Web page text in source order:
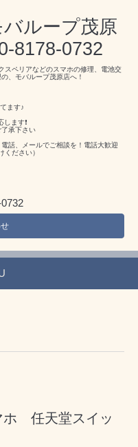
ループ茂原
0732
スペリアなどのスマホの修理、電池交
、モバループ茂原店へ！
ます♪
ます❗️
承下さい
話、メールでご相談を！電話大歓迎
ください）
ホ 任天堂スイッ